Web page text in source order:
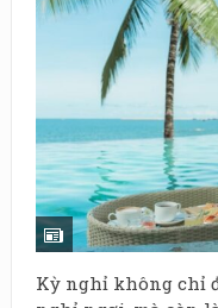
Kỳ nghỉ không chỉ